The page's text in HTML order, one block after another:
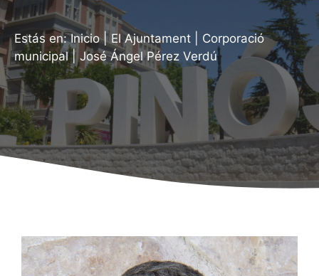
Estás en:Inicio| El Ajuntament
Corporació
municipal|José Ángel Pérez Verdú